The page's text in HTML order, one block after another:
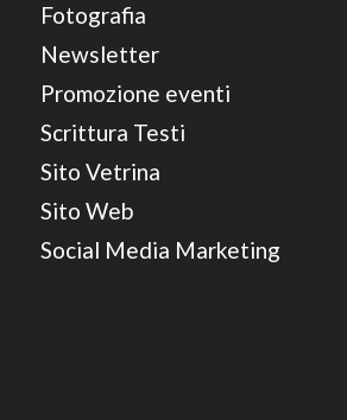
Fotografia
Newsletter
Promozione eventi
Scrittura Testi
Sito Vetrina
Sito Web
Social Media Marketing